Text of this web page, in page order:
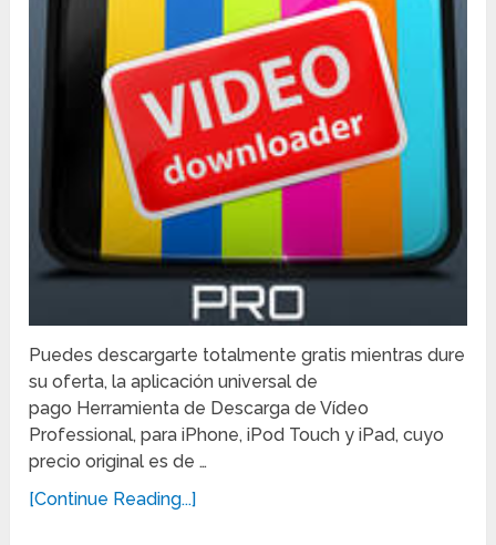
Puedes descargarte totalmente gratis mientras dure
su oferta, la aplicación universal de
pago Herramienta de Descarga de Vídeo
Professional, para iPhone, iPod Touch y iPad, cuyo
precio original es de …
[Continue Reading...]